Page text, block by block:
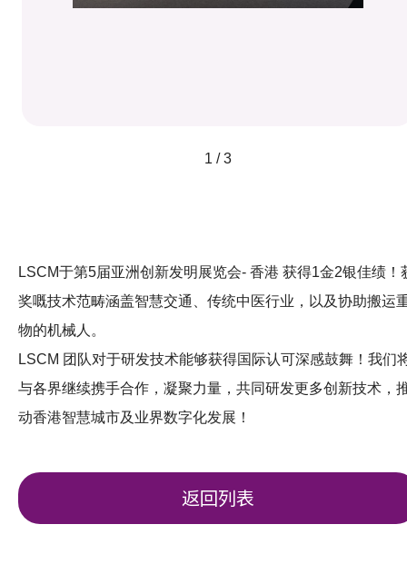
1 / 3
LSCM于第5届亚洲创新发明展览会- 香港 获得1金2银佳绩！
奖嘅技术范畴涵盖智慧交通、传统中医行业，以及协助搬运
物的机械人。
LSCM 团队对于研发技术能够获得国际认可深感鼓舞！我们
与各界继续携手合作，凝聚力量，共同研发更多创新技术，
动香港智慧城市及业界数字化发展！
返回列表